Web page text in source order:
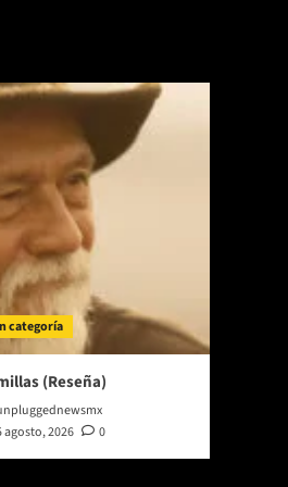
categoría
(Reseña)
agosto, 2026
0